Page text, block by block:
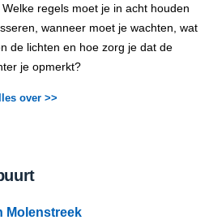
regels moet je in acht houden
wanneer moet je wachten, wat
de lichten en hoe zorg je dat de
je opmerkt?
over >>
Molenstreek